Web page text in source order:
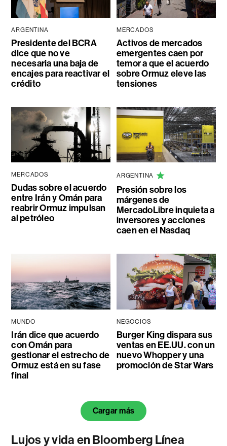
ARGENTINA
Presidente del BCRA
dice que no ve
necesaria una baja de
encajes para reactivar el
crédito
MERCADOS
Activos de mercados
emergentes caen por
temor a que el acuerdo
sobre Ormuz eleve las
tensiones
MERCADOS
Dudas sobre el acuerdo
entre Irán y Omán para
reabrir Ormuz impulsan
al petróleo
ARGENTINA
Presión sobre los
márgenes de
MercadoLibre inquieta a
inversores y acciones
caen en el Nasdaq
MUNDO
Irán dice que acuerdo
con Omán para
gestionar el estrecho de
Ormuz está en su fase
final
NEGOCIOS
Burger King dispara sus
ventas en EE.UU. con un
nuevo Whopper y una
promoción de Star Wars
Cargar más
Lujos y vida en Bloomberg Línea